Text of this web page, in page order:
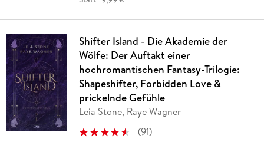
Shifter Island - Die Akademie der
Wölfe: Der Auftakt einer
hochromantischen Fantasy-Trilogie:
Shapeshifter, Forbidden Love &
prickelnde Gefühle
Leia Stone, Raye Wagner
(91)